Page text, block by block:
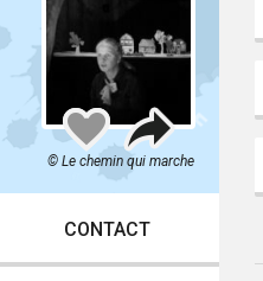
Ajouter
à
mes
favoris
Partager
© Le chemin qui marche
CONTACT